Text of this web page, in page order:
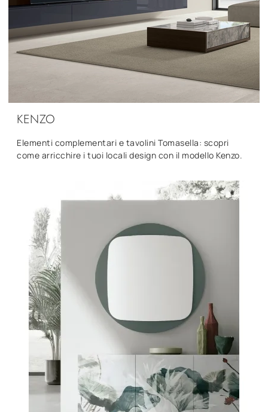
KENZO
Elementi complementari e tavolini Tomasella: scopri
come arricchire i tuoi locali design con il modello Kenzo.